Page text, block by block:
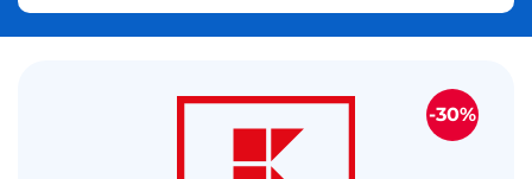
-30%